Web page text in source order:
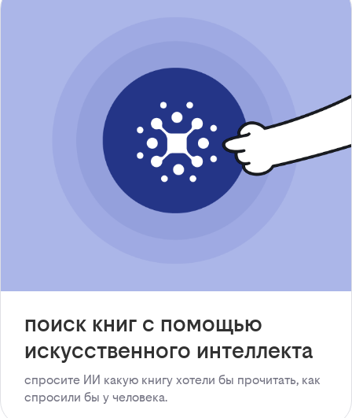
поиск книг с помощью
искусственного интеллекта
спросите ИИ какую книгу хотели бы прочитать, как
спросили бы у человека.